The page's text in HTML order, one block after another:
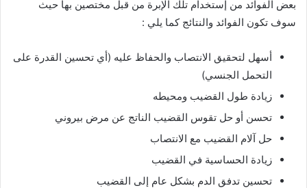
بعض الفوائد من إستخدام تلك الإبرة من قبل مختصين بها حيث
سوف تكون الفوائد والنتائج كما يلي :
أسهل لتحقيق الانتصاب والحفاظ عليه (أي تحسين القدرة على
التحمل الجنسي)
زيادة طول القضيب ومحيطه
تحسن أو حل تقوس القضيب الناتج عن مرض بيروني
حل آلام القضيب مع الانتصاب
زيادة الحساسية في القضيب
تحسين تدفق الدم بشكل عام إلى القضيب